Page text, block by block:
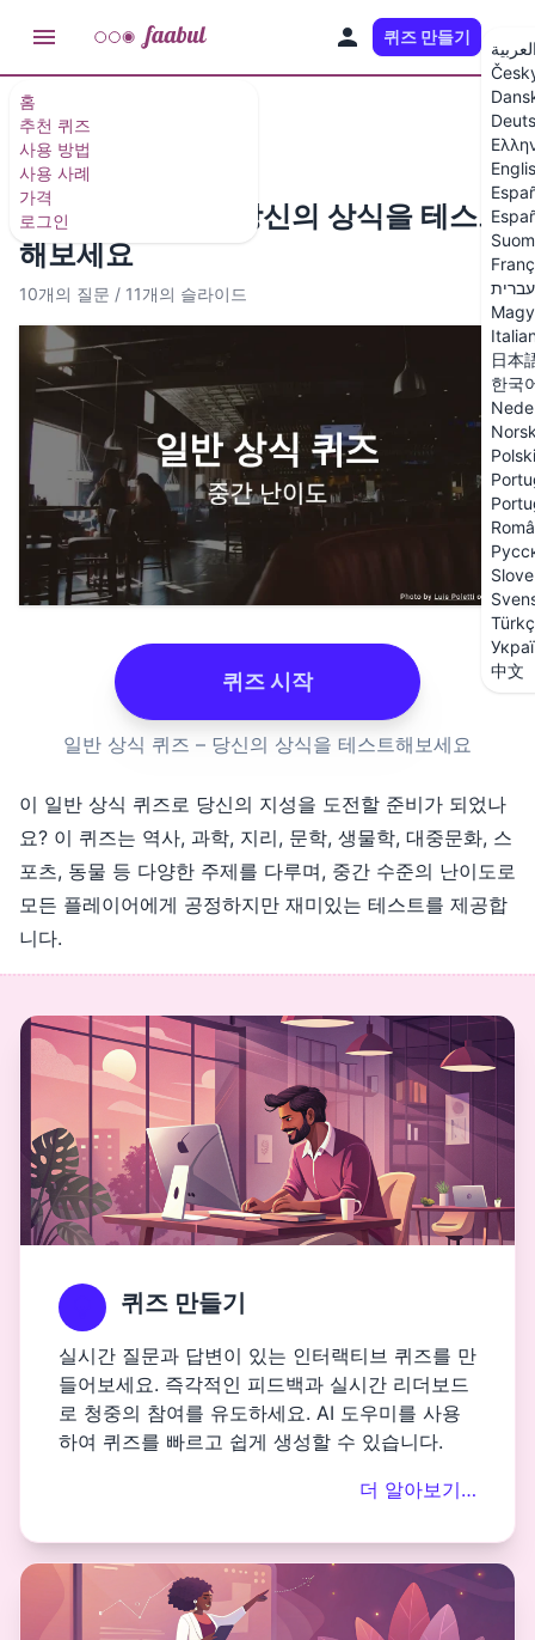
홈
추천 퀴즈
사용 방법
사용 사례
가격
로그인
퀴즈 만들기
עברית
日本
한국
Polski
中文
추천 퀴즈 및 퀴즈 템플릿
일반 상식 퀴즈 – 당신의 상식을 테스트
해보세요
10개의 질문 / 11개의 슬라이드
퀴즈 시작
일반 상식 퀴즈 – 당신의 상식을 테스트해보세요
이 일반 상식 퀴즈로 당신의 지성을 도전할 준비가 되었나
요? 이 퀴즈는 역사, 과학, 지리, 문학, 생물학, 대중문화, 스
포츠, 동물 등 다양한 주제를 다루며, 중간 수준의 난이도로
모든 플레이어에게 공정하지만 재미있는 테스트를 제공합
니다.
퀴즈 만들기
실시간 질문과 답변이 있는 인터랙티브 퀴즈를 만
들어보세요. 즉각적인 피드백과 실시간 리더보드
로 청중의 참여를 유도하세요. AI 도우미를 사용
하여 퀴즈를 빠르고 쉽게 생성할 수 있습니다.
더 알아보기…